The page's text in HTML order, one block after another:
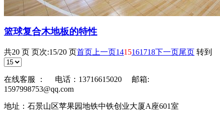
篮球复合木地板的特性
共20 页 页次:15/20 页首页 上一页1415161718下一页尾页 转到
在线客服 ：
电话：13716615020 邮箱:
1597998753@qq.com
地址：石景山区苹果园地铁中铁创业大厦A座601室